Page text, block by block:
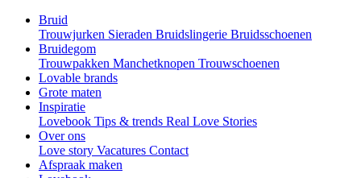
Bruid
Trouwjurken Sieraden Bruidslingerie Bruidsschoenen
Bruidegom
Trouwpakken Manchetknopen Trouwschoenen
Lovable brands
Grote maten
Inspiratie
Lovebook Tips & trends Real Love Stories
Over ons
Love story Vacatures Contact
Afspraak maken